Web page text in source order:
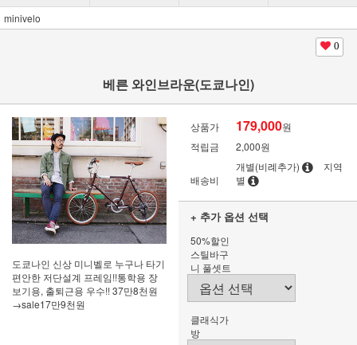
minivelo
0
베른 와인브라운(도쿄나인)
도쿄나인 신상 미니벨로 누구나 타기
편안한 저단설계 프레임!!통학용 장
보기용, 출퇴근용 우수!! 37만8천원
→sale17만9천원
상품가 179,000원
적립금
2,000원
배송비
개별(비례추가)
지역
별
+ 추가 옵션 선택
50%할인
스틸바구
니 풀셋트
클래식가
방